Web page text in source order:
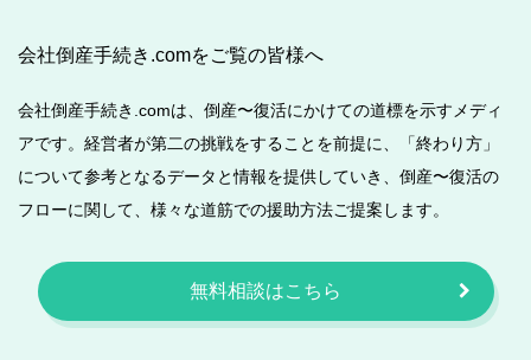
会社倒産手続き.comをご覧の皆様へ
会社倒産手続き.comは、倒産〜復活にかけての道標を示すメディ
アです。経営者が第二の挑戦をすることを前提に、「終わり方」
について参考となるデータと情報を提供していき、倒産〜復活の
フローに関して、様々な道筋での援助方法ご提案します。
無料相談はこちら